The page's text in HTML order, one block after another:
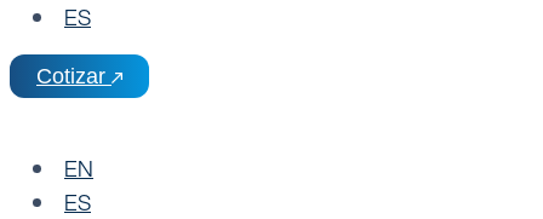
ES
Cotizar
EN
ES